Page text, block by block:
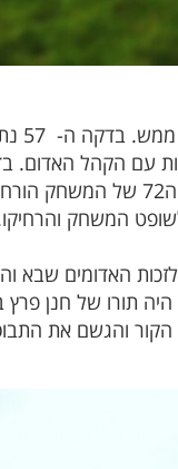
האדומים ל2:5 ונראה ששחקני ביתר לא
המשחק
תורו של חנן
למרות הקור